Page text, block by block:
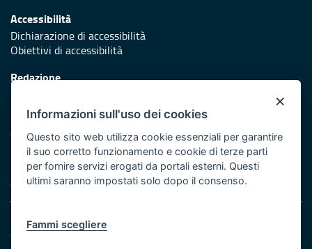
Accessibilità
Dichiarazione di accessibilità
Obiettivi di accessibilità
Redazione
Protezione civile
Vai al sito di Protezione Civile Puglia
Iniziativa finanziata con risorse del POR Puglia 2014/2020 -
Asse XI
Note legali
Cookie e privacy
×
Informazioni sull'uso dei cookies
Questo sito web utilizza cookie essenziali per garantire
il suo corretto funzionamento e cookie di terze parti
per fornire servizi erogati da portali esterni. Questi
ultimi saranno impostati solo dopo il consenso.
Fammi scegliere